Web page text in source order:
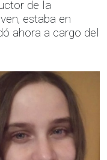
de la
estaba en
ahora a cargo del